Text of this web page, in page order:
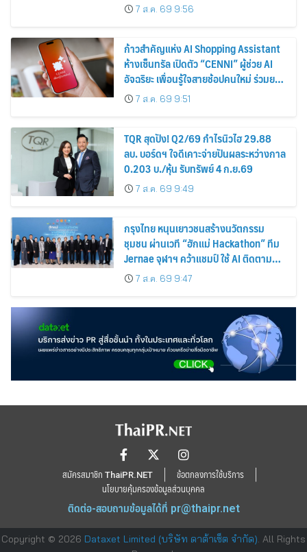
7 ส.ค. 69 9:56
ก้าวสำคัญแห่ง AI Shopping Assistant
ห้างเซ็นทรัล เปิดตัว “CENNI” ผู้ช่วย AI
อัจฉริยะ เพื่อนรู้ใจสายช้อปคนใหม่ ร่วมยก
ระดับประสบการณ์ช้อปปิ้งให้ง่ายขึ้นได้ ใน
แชตเดียว
7 ส.ค. 69 9:51
TQR สุดปัง! Q2/69 กำไรนิวไฮ 29.88
ลบ. บอร์ดฯ ใจดีเคาะจ่ายปันผลระหว่างกาล
0.203 บ./หุ้น รับทรัพย์ 4 ก.ย.69
7 ส.ค. 69 9:49
กรุงไทย หนุนเยาวชนสร้างนวัตกรรม
ชุมชน ผ่านเวที “ฮักแม่ Hackathon” ทีม
Jernae จุฬาฯ คว้าแชมป์ ใช้ AI ติดตาม
ทรัพย์สินสูญหาย
7 ส.ค. 69 9:47
สมัครสมาชิก ThaiPR.NET
ข้อตกลงการใช้บริการ
นโยบายคุ้มครองข้อมูลส่วนบุคคล
ติดต่อ-สอบถามข้อมูลได้ที่ pr@thaipr.net
Copyright © 2026 Dataxet Limited (บริษัท ดาต้าเซ็ต จำกัด). All Rights